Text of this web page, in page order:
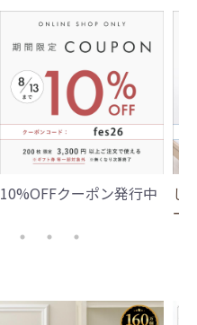
10%OFFクーポン発行中
じ
ー